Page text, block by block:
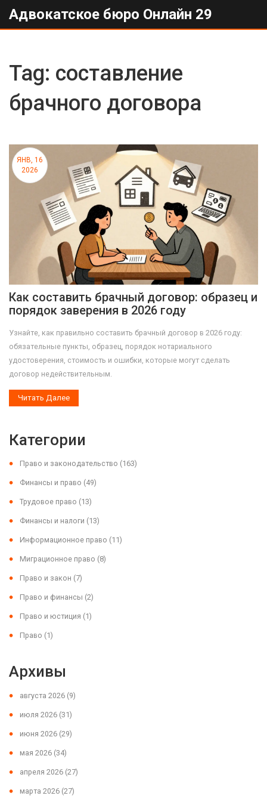
Адвокатское бюро Онлайн 29
Tag: составление
брачного договора
ЯНВ, 16
2026
Как составить брачный договор: образец и
порядок заверения в 2026 году
Узнайте, как правильно составить брачный договор в 2026 году:
обязательные пункты, образец, порядок нотариального
удостоверения, стоимость и ошибки, которые могут сделать
договор недействительным.
Читать Далее
Категории
Право и законодательство (163)
Финансы и право (49)
Трудовое право (13)
Финансы и налоги (13)
Информационное право (11)
Миграционное право (8)
Право и закон (7)
Право и финансы (2)
Право и юстиция (1)
Право (1)
Архивы
августа 2026 (9)
июля 2026 (31)
июня 2026 (29)
мая 2026 (34)
апреля 2026 (27)
марта 2026 (27)